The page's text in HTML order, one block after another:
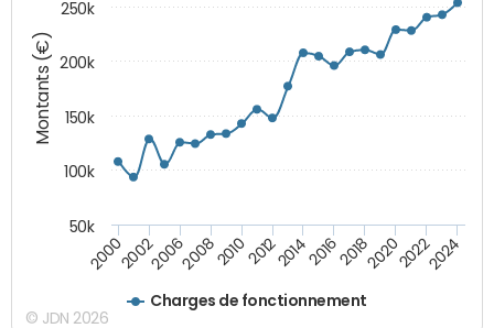
Montants (€)
Charges de fonctionnement
200020022006200820102012201420162018202020222024
50k
100k
150k
200k
250k
© JDN 2026